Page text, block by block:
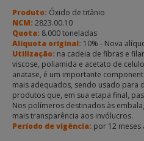
Produto: Óxido de titânio
NCM:2823.00.10
Quota: 8.000 toneladas
Alíquota original: 10% - Nova
Utilização: na cadeia de fibras e
viscose, poliamida e acetato de
anatase, é um importante
mais adequados, sendo usado para
produtos que, em sua etapa final,
Nos polímeros destinados às
mais transparência aos invólucros.
Período de vigência: por 12